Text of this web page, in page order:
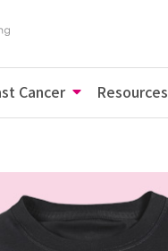
Cancer Resources